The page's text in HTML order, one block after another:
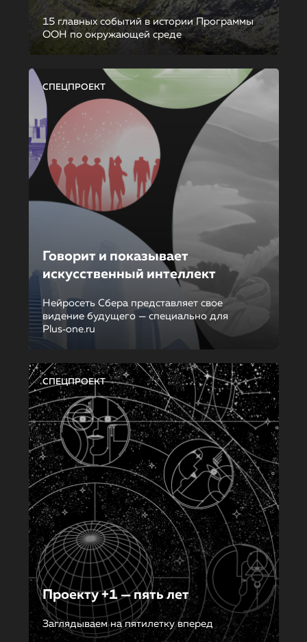
15 главных событий в истории Программы
ООН по окружающей среде
СПЕЦПРОЕКТ
Говорит и показывает
искусственный интеллект
Нейросеть Сбера представляет свое
видение будущего — специально для
Plus‑one.ru
СПЕЦПРОЕКТ
Проекту +1 — пять лет
Заглядываем на пятилетку вперед